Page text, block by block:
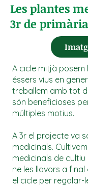
Les plantes
3r de primària
A cicle mitjà posem
éssers vius en
treballem amb tot
són beneficioses
múltiples motius.
A 3r el projecte va
medicinals.
medicinals de
ne les llavors a
el cicle per regalar-